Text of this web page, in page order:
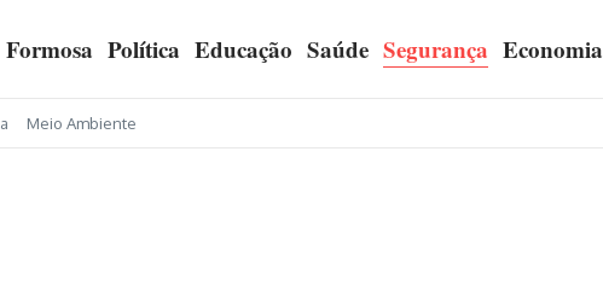
Formosa Política Educação Saúde Segurança Economia
Meio Ambiente